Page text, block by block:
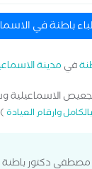
باطنة في
في مدينة
الاسماعيلية
وارقام العيادة)
دكتور باطنة